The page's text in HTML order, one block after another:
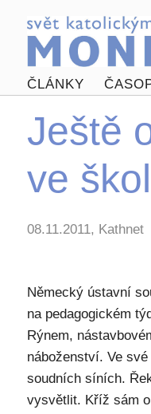
ČLÁNKY
Ještě
ve
08.11.2011, Kathnet
Německý ústavní
na pedagogickém
Rýnem,
náboženství. Ve
soudních síních.
vysvětlit. Kříž sám